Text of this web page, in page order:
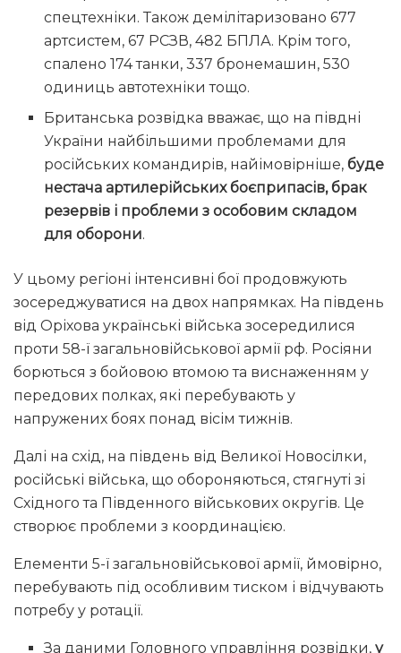
спецтехніки. Також демілітаризовано 677
артсистем, 67 РСЗВ, 482 БПЛА. Крім того,
спалено 174 танки, 337 бронемашин, 530
одиниць автотехніки тощо.
Британська розвідка вважає, що на півдні
України найбільшими проблемами для
російських командирів, найімовірніше,буде
нестача артилерійських боєприпасів, брак
резервів і проблеми з особовим складом
для оборони.
У цьому регіоні інтенсивні бої продовжують
зосереджуватися на двох напрямках. На південь
від Оріхова українські війська зосередилися
проти 58-ї загальновійськової армії рф. Росіяни
борються з бойовою втомою та виснаженням у
передових полках, які перебувають у
напружених боях понад вісім тижнів.
Далі на схід, на південь від Великої Новосілки,
російські війська, що обороняються, стягнуті зі
Східного та Південного військових округів. Це
створює проблеми з координацією.
Елементи 5-ї загальновійськової армії, ймовірно,
перебувають під особливим тиском і відчувають
потребу у ротації.
За даними Головного управління розвідки,у